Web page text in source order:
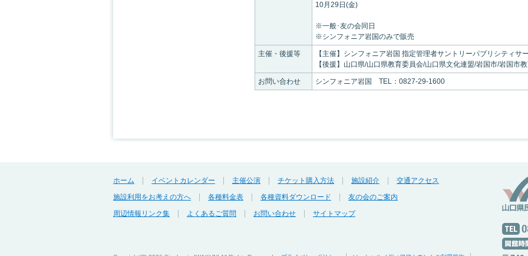
10月29日(金)
※一般･友の会同日
※シンフォニア岩国のみで販売
主催・後援等
【主催】シンフォニア岩国 指定管理者サントリーパブリシティサ
【後援】山口県/山口県教育委員会/山口県文化連盟/岩国市/岩国市
お問い合わせ シンフォニア岩国 TEL：0827-29-1600
ホーム イベントカレンダー 主催公演 チケット購入方法 施設紹介
交通アクセス
施設利用をお考えの方へ
各種料金表 各種資料ダウンロード
友の会のご案内
周辺情報リンク集
よくあるご質問 お問い合わせ サイトマップ